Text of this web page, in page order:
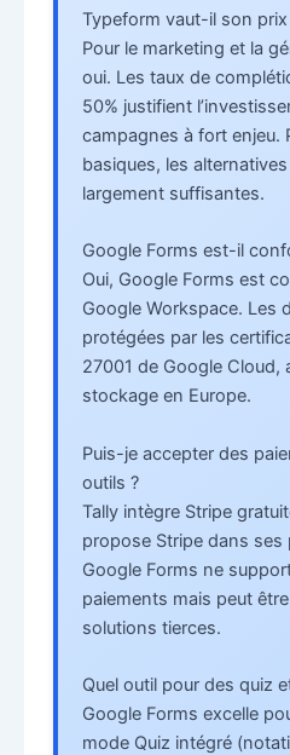
Typeform vaut-il son
Pour le marketing et la
oui. Les taux de
50% justifient
campagnes à fort enjeu.
basiques, les
largement suffisantes.
Google Forms est-il
Oui, Google Forms est
Google Workspace. Les
protégées par les
27001 de Google Cloud,
stockage en Europe.
Puis-je accepter des
outils ?
Tally intègre Stripe
propose Stripe dans ses
Google Forms ne
paiements mais peut
solutions tierces.
Quel outil pour des quiz
Google Forms excelle
mode Quiz intégré